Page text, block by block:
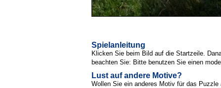
Spielanleitung
Klicken Sie beim Bild auf die Startzeile.
beachten Sie: Bitte benutzen Sie einen
Lust auf andere Motive?
Wollen Sie ein anderes Motiv für das